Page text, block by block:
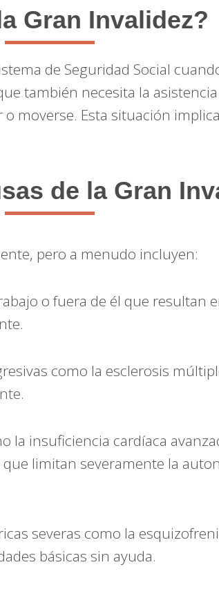
Gran Invalidez?
de Seguridad Social
también necesita la
moverse. Esta situación
de la Gran
pero a menudo incluyen:
o fuera de él que resultan
como la esclerosis
la insuficiencia cardíaca
limitan severamente la
severas como la
básicas sin ayuda.